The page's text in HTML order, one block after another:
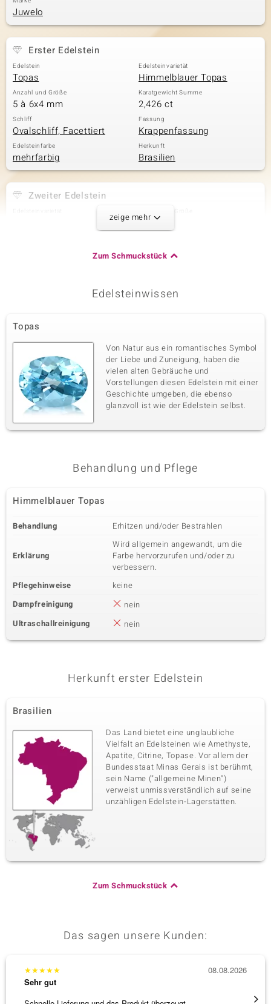
Juwelo
Erster Edelstein
Edelstein
Topas
Edelsteinvarietät
Himmelblauer Topas
Anzahl und Größe
5 à 6x4 mm
Karatgewicht Summe
2,426 ct
Schliff
Ovalschliff, Facettiert
Fassung
Krappenfassung
Edelsteinfarbe
mehrfarbig
Herkunft
Brasilien
Zweiter Edelstein
4 à 6x4 mm
Ovalschliff
Edelsteinvarietät
Citrin 5 à 6x4 mm
Karatgewicht Summe
1,98 ct
Schliff
Ovalschliff
Fassung
Krappenfassung
Herkunft
Brasilien
Vierter Edelstein
5 à 6x4 mm
Fassung
Fünfter Edelstein
Burmesischer Peridot
Anzahl und Größe
1,728 ct Ovalschliff
Fassung
Krappenfassung
Herkunft
zeige mehr
Zum Schmuckstück
Edelsteinwissen
Topas
Von Natur aus ein romantisches Symbol
der Liebe und Zuneigung, haben die
vielen alten Gebräuche und
Vorstellungen diesen Edelstein mit einer
Geschichte umgeben, die ebenso
glanzvoll ist wie der Edelstein selbst.
Behandlung und Pflege
Himmelblauer Topas
Behandlung Erhitzen und/oder Bestrahlen
Erklärung
Wird allgemein angewandt, um die
Farbe hervorzurufen und/oder zu
verbessern.
Pflegehinweise
keine
Dampfreinigung
nein
Ultraschallreinigung
nein
Herkunft erster Edelstein
Brasilien
Das Land bietet eine unglaubliche
Vielfalt an Edelsteinen wie Amethyste,
Apatite, Citrine, Topase. Vor allem der
Bundesstaat Minas Gerais ist berühmt,
sein Name ("allgemeine Minen")
verweist unmissverständlich auf seine
unzähligen Edelstein-Lagerstätten.
Zum Schmuckstück
Das sagen unsere Kunden:
★★★★★
Sehr gut
08.08.2026